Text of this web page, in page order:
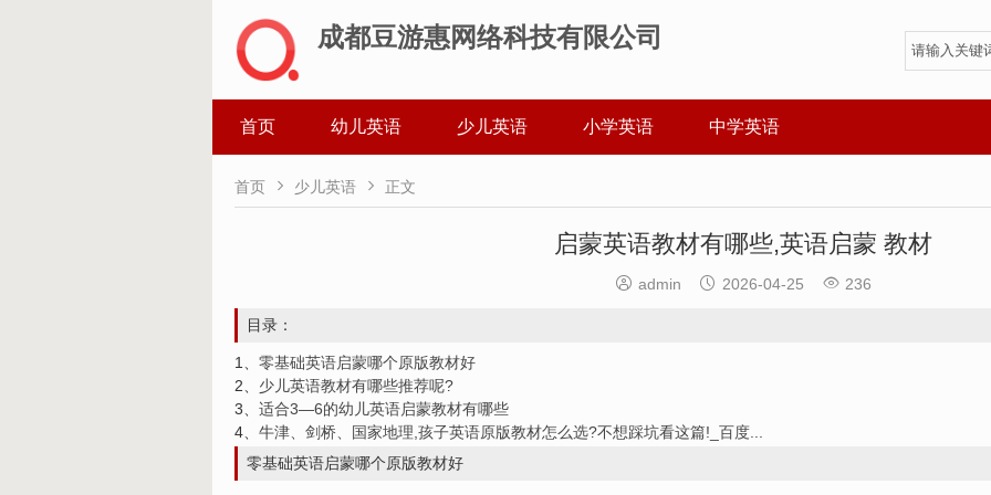
成都豆游惠网络科技有限公司
首页 幼儿英语 少儿英语 小学英语 中学英语
首页  少儿英语  正文
启蒙英语教材有哪些,英语启蒙 教材
 admin  2026-04-25  236
目录：
1、 零基础英语启蒙哪个原版教材好
2、 少儿英语教材有哪些推荐呢?
3、 适合3—6的幼儿英语启蒙教材有哪些
4、 牛津、剑桥、国家地理,孩子英语原版教材怎么选?不想踩坑看这篇!_百度...
零基础英语启蒙哪个原版教材好